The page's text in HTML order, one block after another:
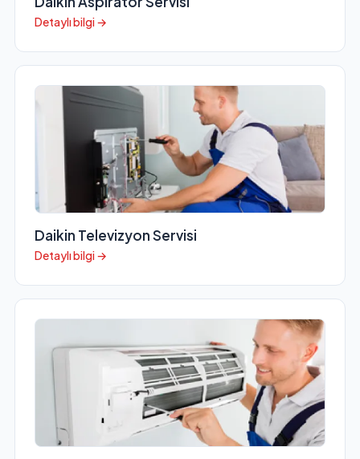
Detaylı bilgi →
Daikin Televizyon Servisi
Detaylı bilgi →